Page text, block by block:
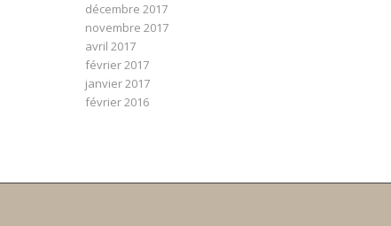
décembre 2017
novembre 2017
avril 2017
février 2017
janvier 2017
février 2016